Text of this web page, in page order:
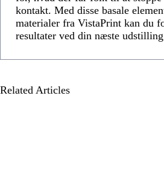
kontakt. Med disse basale
materialer fra VistaPrint kan du
resultater ved din næste
Related Articles